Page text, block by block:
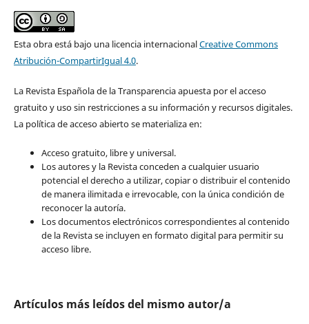
Esta obra está bajo una licencia internacionalCreative Commons
Atribución-CompartirIgual 4.0.
La Revista Española de la Transparencia apuesta por el acceso
gratuito y uso sin restricciones a su información y recursos digitales.
La política de acceso abierto se materializa en:
Acceso gratuito, libre y universal.
Los autores y la Revista conceden a cualquier usuario
potencial el derecho a utilizar, copiar o distribuir el contenido
de manera ilimitada e irrevocable, con la única condición de
reconocer la autoría.
Los documentos electrónicos correspondientes al contenido
de la Revista se incluyen en formato digital para permitir su
acceso libre.
Artículos más leídos del mismo autor/a